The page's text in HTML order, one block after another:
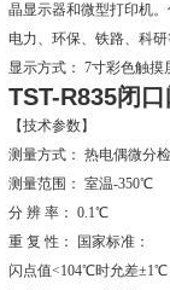
晶显示器和微型打印机
电力、环保、铁路、科
显示方式： 7寸彩色触摸
TST-R835闭
【技术参数】
测量方式： 热电偶微分
测量范围： 室温-350℃
分 辨 率： 0.1℃
重 复 性： 国家标准：
闪点值<104℃时允差±1℃